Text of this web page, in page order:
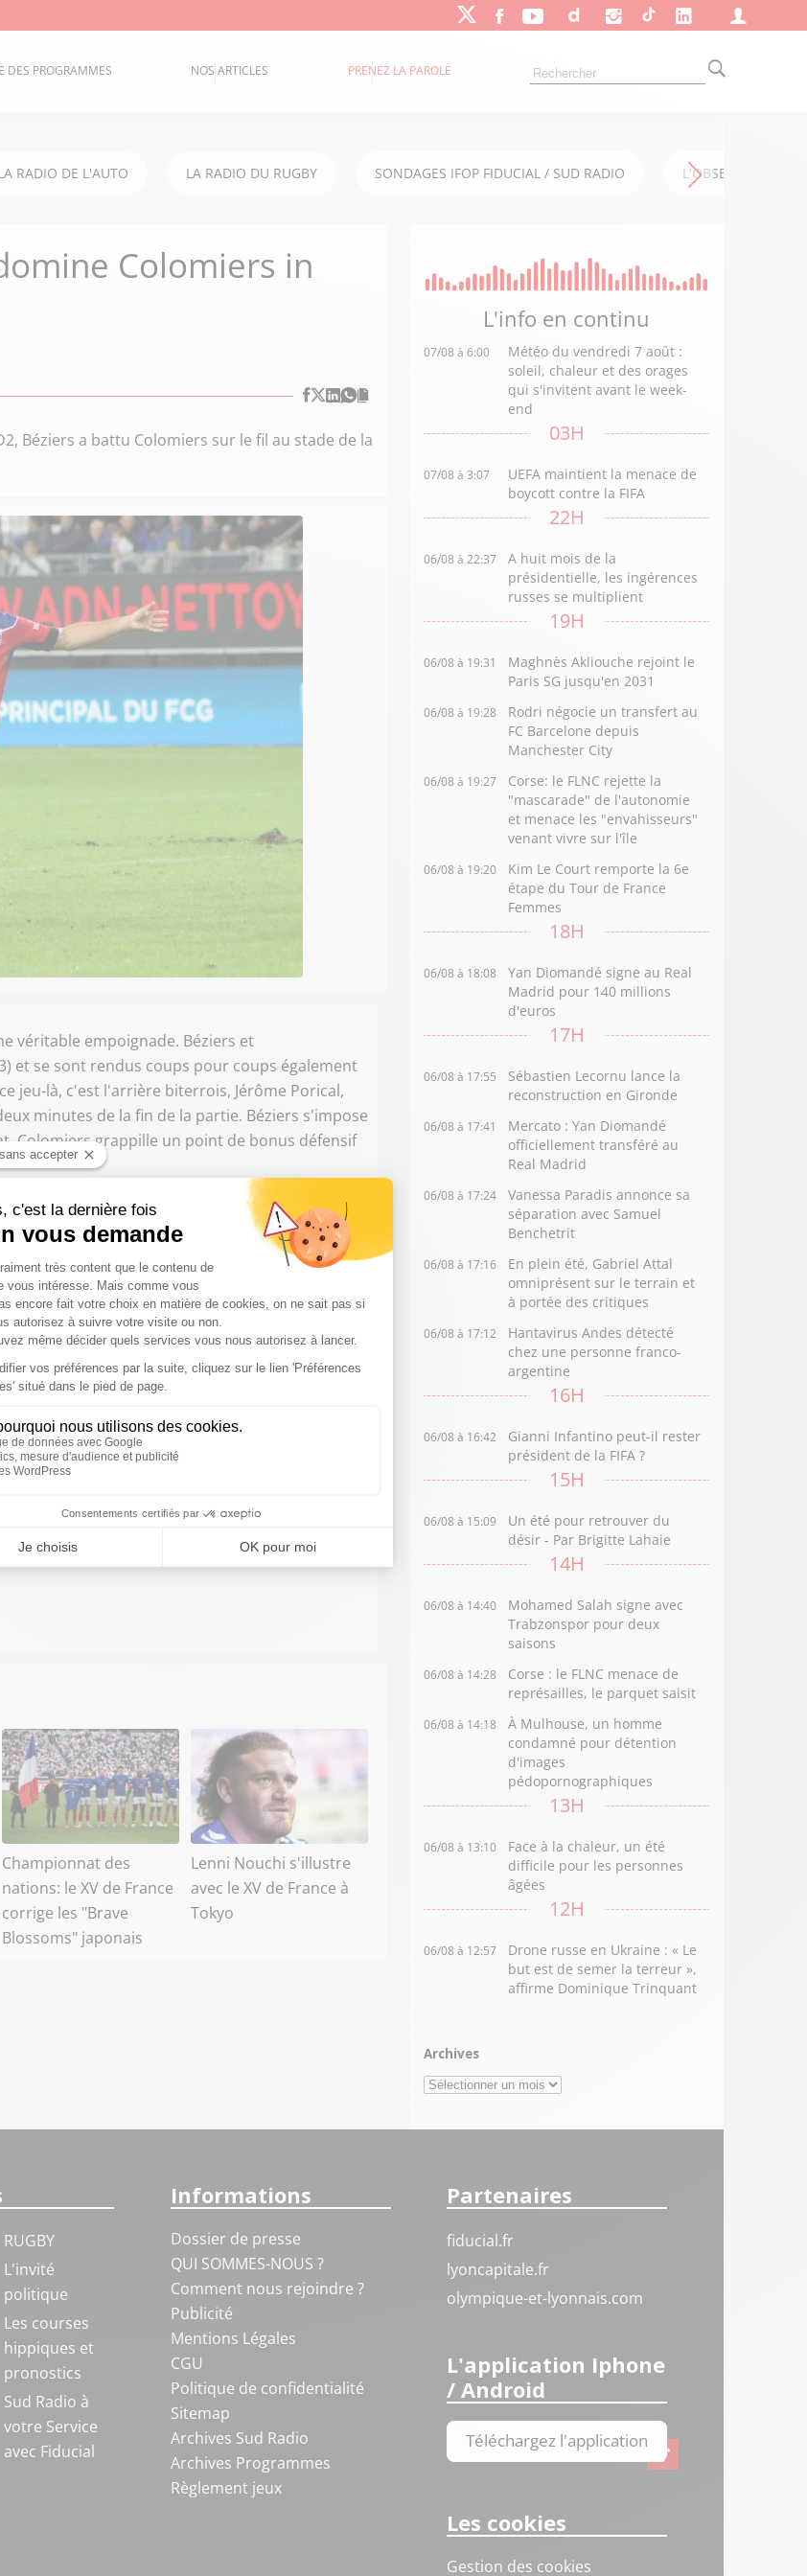
DES PROGRAMMES NOS ARTICLES PRENEZ LA PAROLE
RADIO DE L'AUTO LA RADIO DU RUGBY SONDAGES IFOP FIDUCIAL / SUD RADIO L'OBSERVATOIRE
Colomiers in
Béziers a battu Colomiers sur le fil au stade de la
véritable empoignade. Béziers et
et se sont rendus coups pour coups également
jeu-là, c'est l'arrière biterrois, Jérôme Porical,
minutes de la fin de la partie. Béziers s'impose
Colomiers grappille un point de bonus défensif
, dans le dernier match de cette 15e journée
Radio
Championnat des
nations: le XV de France
corrige les "Brave
Blossoms" japonais
Lenni Nouchi s'illustre
avec le XV de France à
Tokyo
L'info en continu
07/08 à 6:00
Météo du vendredi 7 août :
soleil, chaleur et des orages
qui s'invitent avant le week-
end
03H
07/08 à 3:07
UEFA maintient la menace de
boycott contre la FIFA
22H
06/08 à 22:37
A huit mois de la
présidentielle, les ingérences
russes se multiplient
19H
06/08 à 19:31
Maghnès Akliouche rejoint le
Paris SG jusqu'en 2031
06/08 à 19:28
Rodri négocie un transfert au
FC Barcelone depuis
Manchester City
06/08 à 19:27
Corse: le FLNC rejette la
"mascarade" de l'autonomie
et menace les "envahisseurs"
venant vivre sur l'île
06/08 à 19:20
Kim Le Court remporte la 6e
étape du Tour de France
Femmes
18H
06/08 à 18:08
Yan Diomandé signe au Real
Madrid pour 140 millions
d'euros
17H
06/08 à 17:55
Sébastien Lecornu lance la
reconstruction en Gironde
06/08 à 17:41
Mercato : Yan Diomandé
officiellement transféré au
Real Madrid
06/08 à 17:24
Vanessa Paradis annonce sa
séparation avec Samuel
Benchetrit
06/08 à 17:16
En plein été, Gabriel Attal
omniprésent sur le terrain et
à portée des critiques
06/08 à 17:12
Hantavirus Andes détecté
chez une personne franco-
argentine
16H
06/08 à 16:42
Gianni Infantino peut-il rester
président de la FIFA ?
15H
06/08 à 15:09
Un été pour retrouver du
désir - Par Brigitte Lahaie
14H
06/08 à 14:40
Mohamed Salah signe avec
Trabzonspor pour deux
saisons
06/08 à 14:28
Corse : le FLNC menace de
représailles, le parquet saisit
06/08 à 14:18
À Mulhouse, un homme
condamné pour détention
d'images
pédopornographiques
13H
06/08 à 13:10
Face à la chaleur, un été
difficile pour les personnes
âgées
12H
06/08 à 12:57
Drone russe en Ukraine : « Le
but est de semer la terreur »,
affirme Dominique Trinquant
Archives
Archives
RUGBY
L'invité
politique
Les courses
hippiques et
pronostics
Sud Radio à
votre Service
avec Fiducial
Informations
Dossier de presse
QUI SOMMES-NOUS ?
Comment nous rejoindre ?
Publicité
Mentions Légales
CGU
Politique de confidentialité
Sitemap
Archives Sud Radio
Archives Programmes
Règlement jeux
Partenaires
fiducial.fr
lyoncapitale.fr
olympique-et-lyonnais.com
L'application Iphone
/ Android
Téléchargez l'application
Les cookies
Gestion des cookies